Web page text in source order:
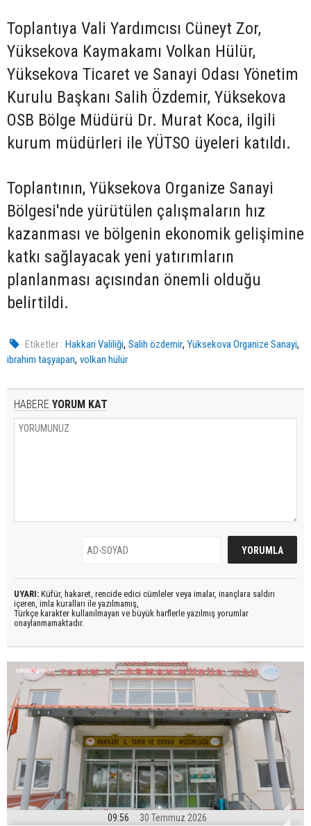
Toplantıya Vali Yardımcısı Cüneyt Zor,
Yüksekova Kaymakamı Volkan Hülür,
Yüksekova Ticaret ve Sanayi Odası Yönetim
Kurulu Başkanı Salih Özdemir, Yüksekova
OSB Bölge Müdürü Dr. Murat Koca, ilgili
kurum müdürleri ile YÜTSO üyeleri katıldı.
Toplantının, Yüksekova Organize Sanayi
Bölgesi'nde yürütülen çalışmaların hız
kazanması ve bölgenin ekonomik gelişimine
katkı sağlayacak yeni yatırımların
planlanması açısından önemli olduğu
belirtildi.
Etiketler : Hakkari Valiliği,Salih özdemir,Yüksekova Organize Sanayi,
ibrahim taşyapan, volkan hülür
HABERE YORUM KAT
UYARI: Küfür, hakaret, rencide edici cümleler veya imalar, inançlara saldırı
içeren, imla kuralları ile yazılmamış,
Türkçe karakter kullanılmayan ve büyük harflerle yazılmış yorumlar
onaylanmamaktadır.
09:56 30 Temmuz 2026